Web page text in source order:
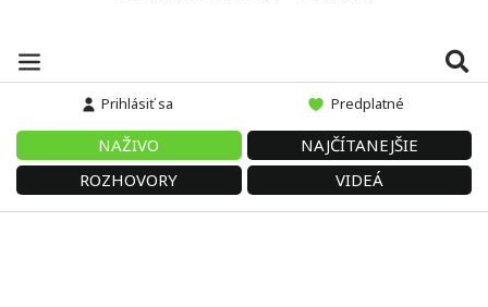
Prihlásiť sa Predplatné
NAŽIVO
NAJČÍTANEJŠIE
ROZHOVORY
VIDEÁ